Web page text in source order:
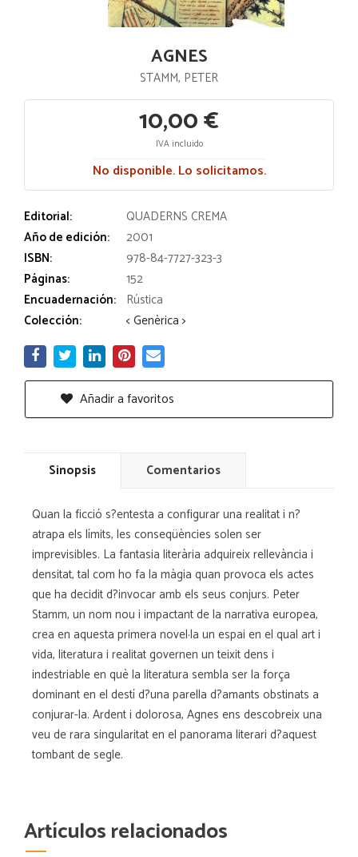
AGNES
STAMM, PETER
10,00 €
IVA incluido
No disponible. Lo solicitamos.
Editorial:
QUADERNS CREMA
Año de edición:
2001
ISBN:
978-84-7727-323-3
Páginas:
152
Encuadernación: Rústica
Colección:
< Genèrica >
Añadir a favoritos
Sinopsis Comentarios
Quan la ficció s?entesta a configurar una realitat i n?
atrapa els límits, les conseqüències solen ser
imprevisibles. La fantasia literària adquireix rellevància i
densitat, tal com ho fa la màgia quan provoca els actes
que ha decidit d?invocar amb els seus conjurs. Peter
Stamm, un nom nou i impactant de la narrativa europea,
crea en aquesta primera novel·la un espai en el qual art i
vida, literatura i realitat governen un teixit dens i
indestriable en què la literatura sembla ser la força
dominant en el destí d?una parella d?amants obstinats a
conjurar-la. Ardent i dolorosa, Agnes ens descobreix una
veu de rara singularitat en el panorama literari d?aquest
tombant de segle.
Artículos relacionados